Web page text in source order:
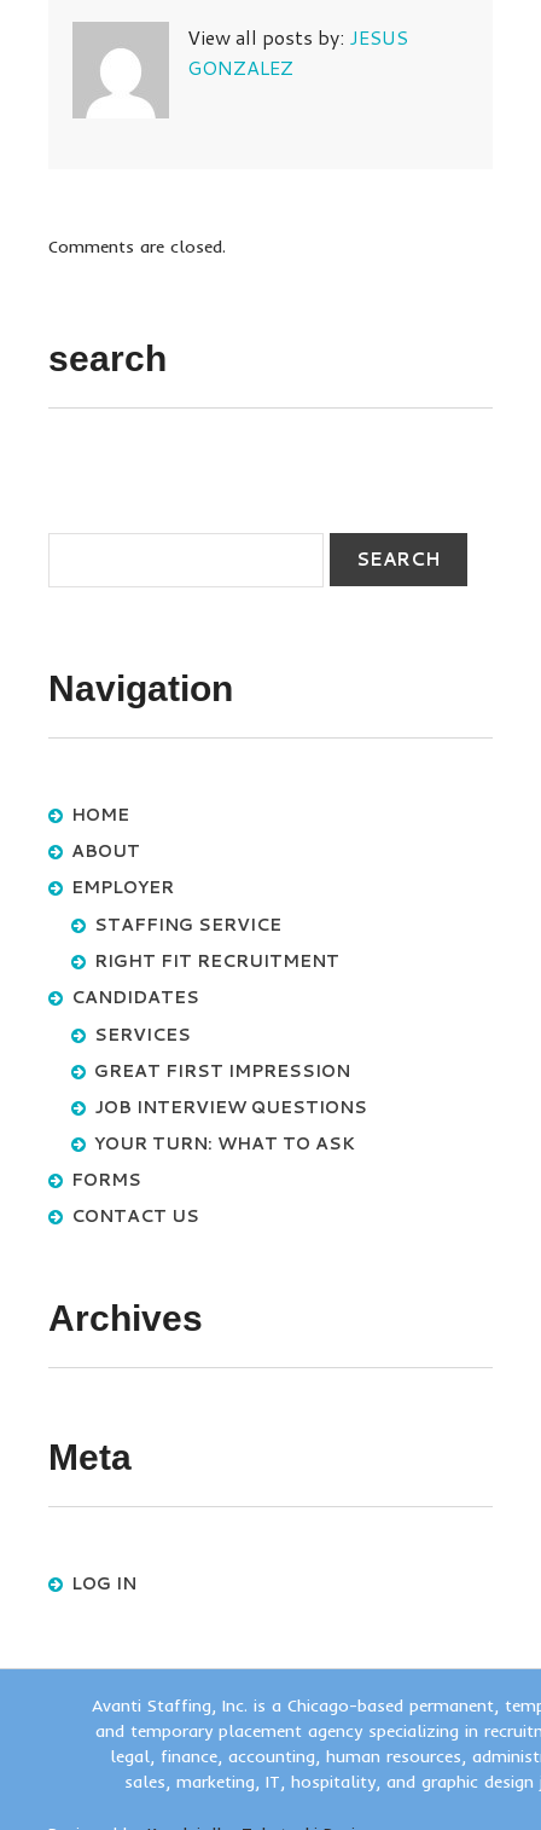
View all posts by: JESUS
GONZALEZ
Comments are closed.
search
Navigation
HOME
ABOUT
EMPLOYER
STAFFING SERVICE
RIGHT FIT RECRUITMENT
CANDIDATES
SERVICES
GREAT FIRST IMPRESSION
JOB INTERVIEW QUESTIONS
YOUR TURN: WHAT TO ASK
FORMS
CONTACT US
Archives
Meta
LOG IN
Avanti Staffing, Inc. is a Chicago-based permanent,
and temporary placement agency specializing in
legal, finance, accounting, human resources,
sales, marketing, IT, hospitality, and graphic design